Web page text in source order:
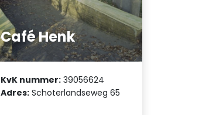
Café Henk
KvK nummer: 39056624
Adres: Schoterlandseweg 65